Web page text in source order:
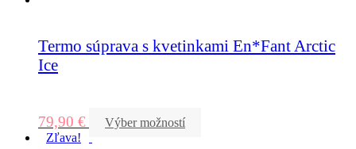
Termo súprava s kvetinkami En*Fant Arctic
Ice
79,90 €
Výber možností
Zľava!